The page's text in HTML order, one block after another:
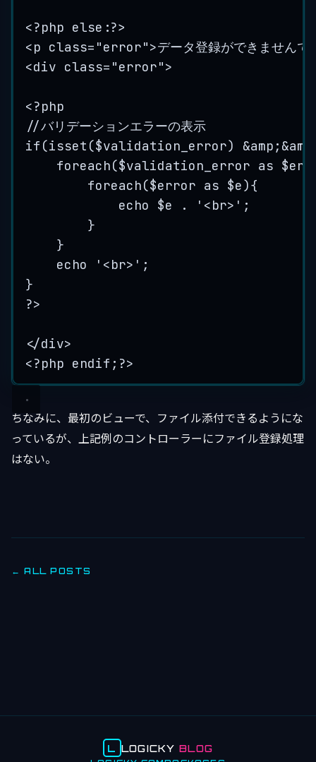
<?php else :?>
<p class= "error">データ登録ができません
<div class= "error">
<?php
//バリデーションエラーの表示
if (isset ($validation_error) &amp ; &amp
foreach($validation_error as
foreach($error as $e){
echo
$e . ' <br> ' ;
}
}
echo
' <br> ' ;
}
?>
</div>
<?php endif ; ?>
ちなみに、最初のビューで、ファイル添付できるようにな
っているが、上記例のコントローラーにファイル登録処理
はない。
← ALL POSTS
L LOGICKYBLOG